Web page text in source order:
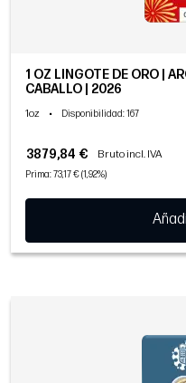
1 OZ LINGOTE DE ORO |
CABALLO | 2026
1oz • Disponibilidad: 167
3879,84 € Bruto incl. IVA
Prima: 73,17 € (1,92%)